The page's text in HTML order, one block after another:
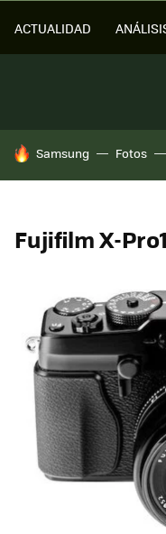
ACTUALIDAD
HOY SE HABLA DE
Samsung Fotos
Fujifilm X-